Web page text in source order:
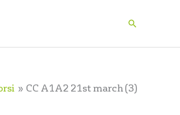
Search
CC A1A2 21st march (3)